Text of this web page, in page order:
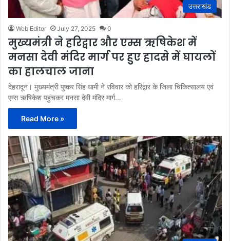
उत्तराखंड
Web Editor July 27, 2025 0
मुख्यमंत्री ने हरिद्वार और एम्स ऋषिकेश में
मनसा देवी मंदिर मार्ग पर हुए हादसे में घायलों
का हालचाल जाना
देहरादून। मुख्यमंत्री पुष्कर सिंह धामी ने रविवार को हरिद्वार के जिला चिकित्सालय एवं
एम्स ऋषिकेश पहुंचकर मनसा देवी मंदिर मार्ग…
Read More »